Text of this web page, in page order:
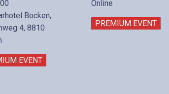
Bocken,
4, 8810
EVENT
Online
PREMIUM EVENT